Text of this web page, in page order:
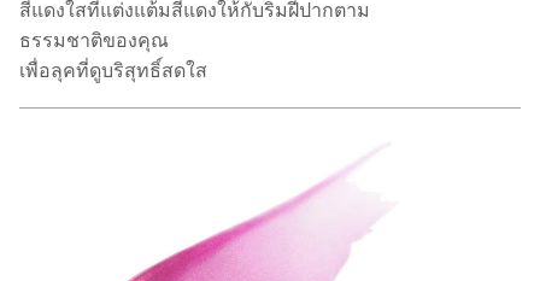
สีแดงใสที่แต่งแต้มสีแดงให้กับริมฝีปากตาม
ธรรมชาติของคุณ
เพื่อลุคที่ดูบริสุทธิ์สดใส